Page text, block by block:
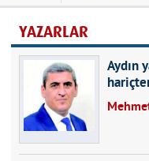
YAZARLAR
Aydın